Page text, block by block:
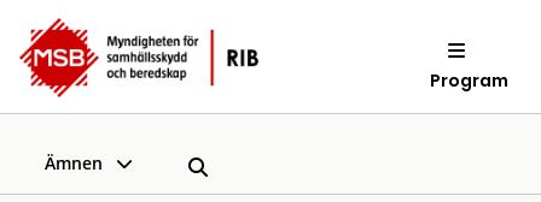
Program
Ämnen